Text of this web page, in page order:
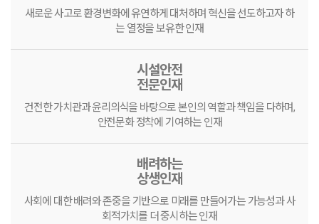
새로운 사고로 환경변화에 유연하게 대처하며 혁신을 선도하고자 하
는 열정을 보유한 인재
시설안전
전문인재
건전한 가치관과 윤리의식을 바탕으로 본인의 역할과 책임을 다하며,
안전문화 정착에 기여하는 인재
배려하는
상생인재
사회에 대한 배려와 존중을 기반으로 미래를 만들어가는 가능성과 사
회적가치를 더 중시하는 인재